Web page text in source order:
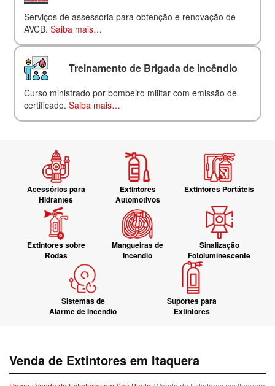
Serviços de assessoria para obtenção e renovação de
AVCB.Saiba mais…
Treinamento de Brigada de Incêndio
Curso ministrado por bombeiro militar com emissão de
certificado.Saiba mais…
Acessórios para
Hidrantes
Extintores
Automotivos
Extintores Portáteis
Extintores sobre
Rodas
Mangueiras de
Incêndio
Sinalização
Fotoluminescente
Sistemas de
Alarme de Incêndio
Suportes para
Extintores
Venda de Extintores em Itaquera